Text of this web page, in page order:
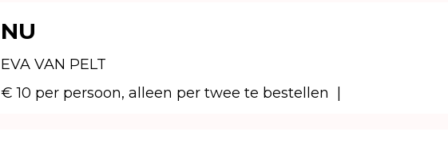
NU
EVA VAN PELT
€ 10 per persoon, alleen per twee te bestellen